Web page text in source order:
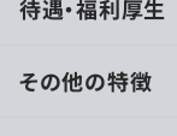
・フルリモート可
・福利厚生も多
待遇・福利厚生
その他の特徴